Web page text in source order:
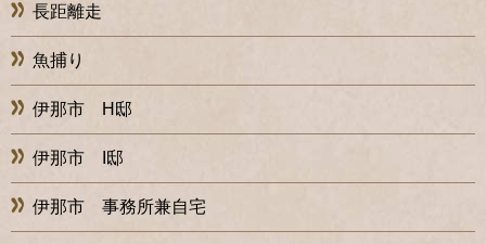
長距離走
魚捕り
伊那市 H邸
伊那市 I邸
伊那市 事務所兼自宅